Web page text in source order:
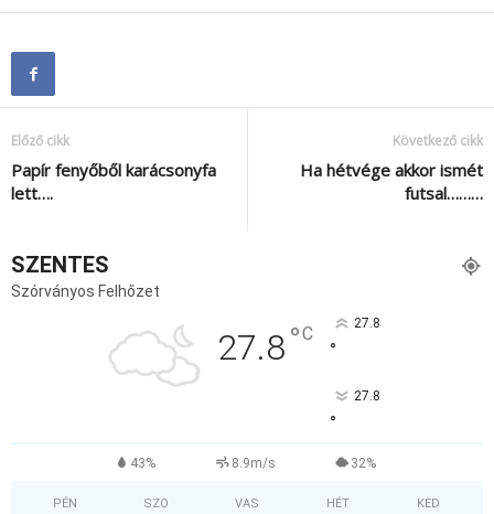
Előző cikk
Papír fenyőből karácsonyfa
lett….
Következő cikk
Ha hétvége akkor ismét
futsal………
SZENTES
Szórványos Felhőzet
27.8°C 27.8
°
27.8
°
43% 8.9m/s 32%
PÉN SZO VAS HÉT KED